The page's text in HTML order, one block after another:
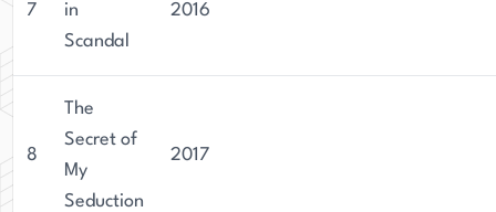
7
in
Scandal
2016
8
The
Secret of
My
Seduction
2017